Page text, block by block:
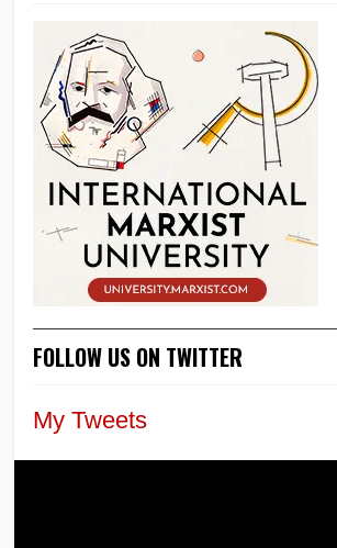
FOLLOW US ON TWITTER
My Tweets